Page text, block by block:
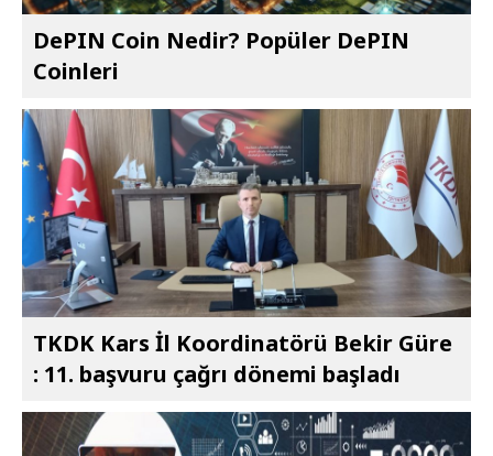
DePIN Coin Nedir? Popüler DePIN
Coinleri
TKDK Kars İl Koordinatörü Bekir Güre
: 11. başvuru çağrı dönemi başladı